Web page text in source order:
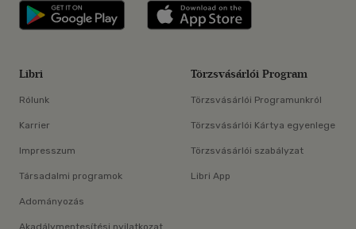
Libri applikáció Szerezd meg: Google
Libri
Rólunk
Karrier
Impresszum
Társadalmi programok
Adományozás
Törzsvásárlói Program
Törzsvásárlói Programunkról
Törzsvásárlói Kártya egyenlege
Törzsvásárlói szabályzat
Libri App